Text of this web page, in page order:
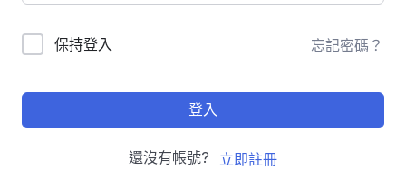
保持登入 忘記密碼？
登入
還沒有帳號? 立即註冊